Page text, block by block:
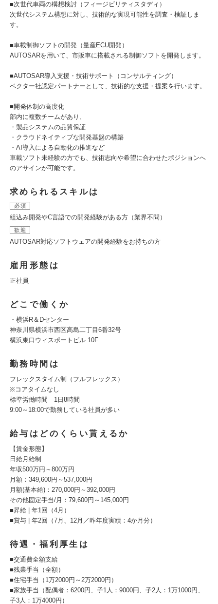
■次世代車両の構想検討（フィージビリティスタディ）
次世代システム構想に対し、技術的な実現可能性を調査・検証しま
す。
■車載制御ソフトの開発（量産ECU開発）
AUTOSARを用いて、市販車に搭載される制御ソフトを開発します。
■AUTOSAR導入支援・技術サポート（コンサルティング）
ベクター社認定パートナーとして、技術的な支援・提案を行います。
■開発体制の高度化
部内に複数チームがあり、
・製品システムの品質保証
・クラウドネイティブな開発基盤の構築
・AI導入による自動化の推進など
車載ソフト未経験の方でも、技術志向や希望に合わせたポジションへ
のアサインが可能です。
求められるスキルは
必須
組込み開発やC言語での開発経験がある方（業界不問）
歓迎
AUTOSAR対応ソフトウェアの開発経験をお持ちの方
雇用形態は
正社員
どこで働くか
・横浜R＆Dセンター
神奈川県横浜市西区高島二丁目6番32号
横浜東口ウィスポートビル 10F
勤務時間は
フレックスタイム制（フルフレックス）
※コアタイムなし
標準労働時間 1日8時間
9:00～18:00で勤務している社員が多い
給与はどのくらい貰えるか
【賃金形態】
日給月給制
年収500万円～800万円
月額：349,600円～537,000円
月額(基本給)：270,000円～392,000円
その他固定手当/月：79,600円～145,000円
■昇給 | 年1回（4月）
■賞与 | 年2回（7月、12月／昨年度実績：4か月分）
待遇・福利厚生は
■交通費全額支給
■残業手当（全額）
■住宅手当（1万2000円～2万2000円）
■家族手当（配偶者：6200円、子1人：9000円、子2人：1万1000円、
子3人：1万4000円）